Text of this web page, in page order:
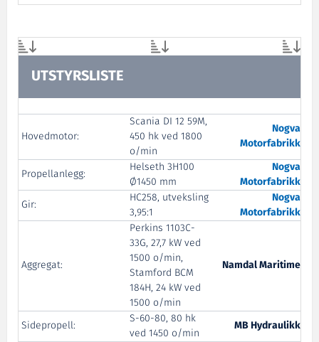
UTSTYRSLISTE
Hovedmotor:
Scania DI 12 59M,
450 hk ved 1800
o/min
Nogva
Motorfabrikk
Propellanlegg:
Helseth 3H100
Ø1450 mm
Nogva
Motorfabrikk
Gir:
HC258, utveksling
3,95:1
Nogva
Motorfabrikk
Aggregat:
Perkins 1103C-
33G, 27,7 kW ved
1500 o/min,
Stamford BCM
184H, 24 kW ved
1500 o/min
Namdal Maritime
Sidepropell:
S-60-80, 80 hk
ved 1450 o/min
MB Hydraulikk